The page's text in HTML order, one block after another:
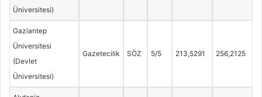
Üniversitesi)
Gaziantep
Üniversitesi
(Devlet
Üniversitesi)
Gazetecilik SÖZ 5/5 213,5291 256,2125